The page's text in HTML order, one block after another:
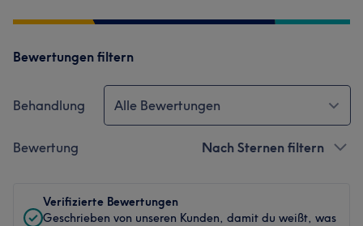
Bewertungen filtern
Behandlung Alle Bewertungen
Bewertung Nach Sternen filtern
Verifizierte Bewertungen
Geschrieben von unseren Kunden, damit du weißt, was